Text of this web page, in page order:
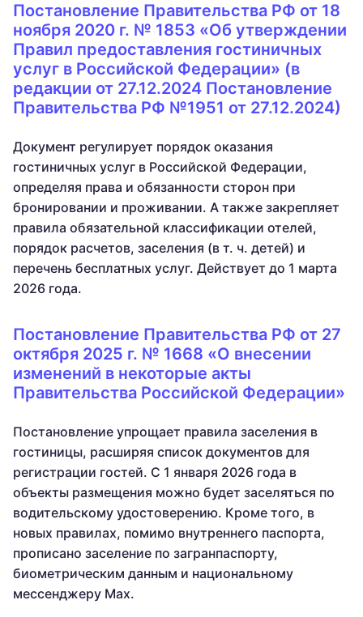
Постановление Правительства РФ от 18
ноября 2020 г. № 1853 «Об утверждении
Правил предоставления гостиничных
услуг в Российской Федерации» (в
редакции от 27.12.2024 Постановление
Правительства РФ №1951 от 27.12.2024)
Документ регулирует порядок оказания
гостиничных услуг в Российской Федерации,
определяя права и обязанности сторон при
бронировании и проживании. А также закрепляет
правила обязательной классификации отелей,
порядок расчетов, заселения (в т. ч. детей) и
перечень бесплатных услуг. Действует до 1 марта
2026 года.
Постановление Правительства РФ от 27
октября 2025 г. № 1668 «О внесении
изменений в некоторые акты
Правительства Российской Федерации»
Постановление упрощает правила заселения в
гостиницы, расширяя список документов для
регистрации гостей. С 1 января 2026 года в
объекты размещения можно будет заселяться по
водительскому удостоверению. Кроме того, в
новых правилах, помимо внутреннего паспорта,
прописано заселение по загранпаспорту,
биометрическим данным и национальному
мессенджеру Мах.